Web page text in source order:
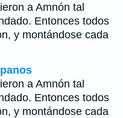
a Amnón tal
Entonces todos
y montándose cada
a Amnón tal
Entonces todos
y montándose cada